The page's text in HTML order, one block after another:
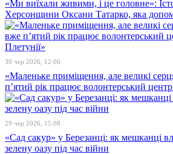
«Ми виїхали живими, і це головне»:
Херсонщини Оксани Татарко, яка
30 чер 2026, 12:00
«Маленьке приміщення, але великі
п’ятий рік працює волонтерський центр
29 чер 2026, 15:08
«Сад сакур» у Березанці: як мешканці
зелену оазу під час війни